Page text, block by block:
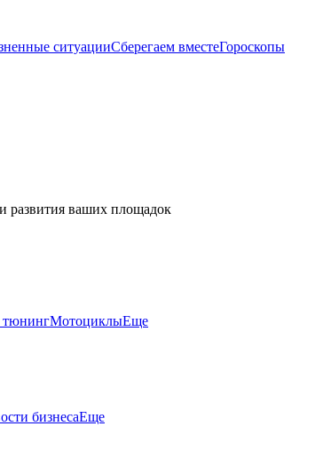
ситуацииСберегаем вместеГороскопы
развития ваших площадок
тюнингМотоциклыЕще
бизнесаЕще